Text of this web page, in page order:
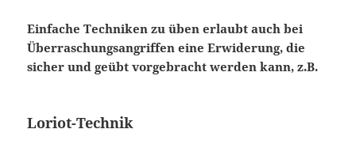
Einfache Techniken zu üben erlaubt auch bei
Überraschungsangriffen eine Erwiderung, die
sicher und geübt vorgebracht werden kann, z.B.
Loriot-Technik